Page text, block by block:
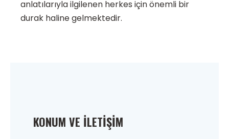
anlatılarıyla ilgilenen herkes için önemli bir
durak haline gelmektedir.
KONUM VE İLETIŞIM